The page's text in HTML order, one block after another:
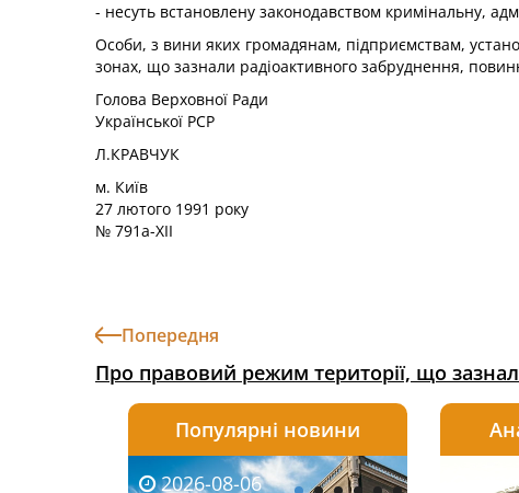
- несуть встановлену законодавством кримінальну,
Особи, з вини яких громадянам, підприємствам,
зонах, що зазнали радіоактивного забруднення,
Голова Верховної Ради
Української РСР
Л.КРАВЧУК
м. Київ
27 лютого 1991 року
№ 791а-XII
Попередня
Про правовий режим території, що
Популярні новини
2026-08-06 2026-
2026-08-03